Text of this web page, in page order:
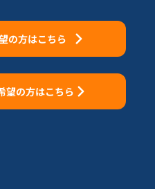
の方はこちら
望の方はこちら